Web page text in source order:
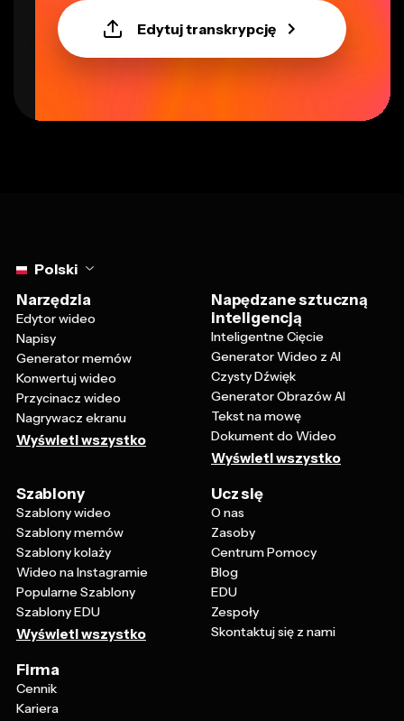
Edytuj transkrypcję
Polski
Narzędzia
Edytor wideo
Napisy
Generator memów
Konwertuj wideo
Przycinacz wideo
Nagrywacz ekranu
Wyświetl wszystko
Napędzane sztuczną
inteligencją
Inteligentne Cięcie
Generator Wideo z AI
Czysty Dźwięk
Generator Obrazów AI
Tekst na mowę
Dokument do Wideo
Wyświetl wszystko
Szablony
Szablony wideo
Szablony memów
Szablony kolaży
Wideo na Instagramie
Popularne Szablony
Szablony EDU
Wyświetl wszystko
Ucz się
O nas
Zasoby
Centrum Pomocy
Blog
EDU
Zespoły
Skontaktuj się z nami
Firma
Cennik
Kariera